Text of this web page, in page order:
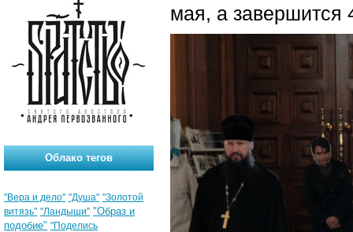
мая, а завершится
Облако тегов
"Вера и дело" "Душа" "Золотой
витязь" "Ландыши" "Образ и
подобие" "Поделись